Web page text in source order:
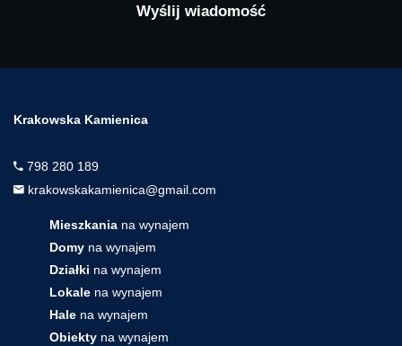
Krakowska Kamienica
798 280 189
krakowskakamienica@gmail.com
Mieszkania na wynajem
Domy na wynajem
Działki na wynajem
Lokale na wynajem
Hale na wynajem
Obiekty na wynajem